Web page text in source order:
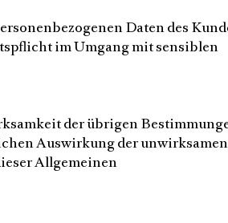
Daten des
im Umgang mit sensiblen
der übrigen
Auswirkung der unwirksamen
Allgemeinen